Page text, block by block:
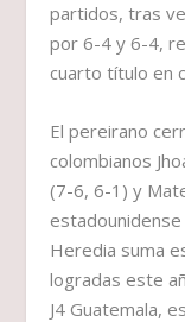
partidos, tras
por 6-4 y 6-4,
cuarto título en
El pereirano
colombianos
(7-6, 6-1) y
Heredia suma
logradas este
J4 Guatemala,